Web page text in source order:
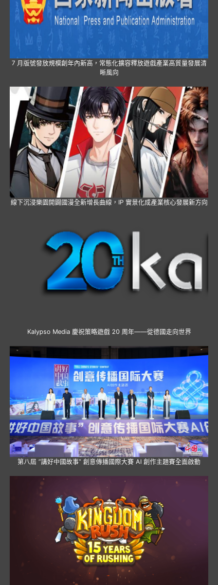
7 月版號發放規模創年內新高，常態化擴容釋放遊戲產業高質量發展清
晰風向
線下沉浸樂園開闢國漫全新增長曲線，IP 實景化成產業核心發展新方向
Kalypso Media 慶祝策略遊戲 20 周年——從德國走向世界
第八屆 “講好中國故事” 創意傳播國際大賽 AI 創作主題賽全面啟動